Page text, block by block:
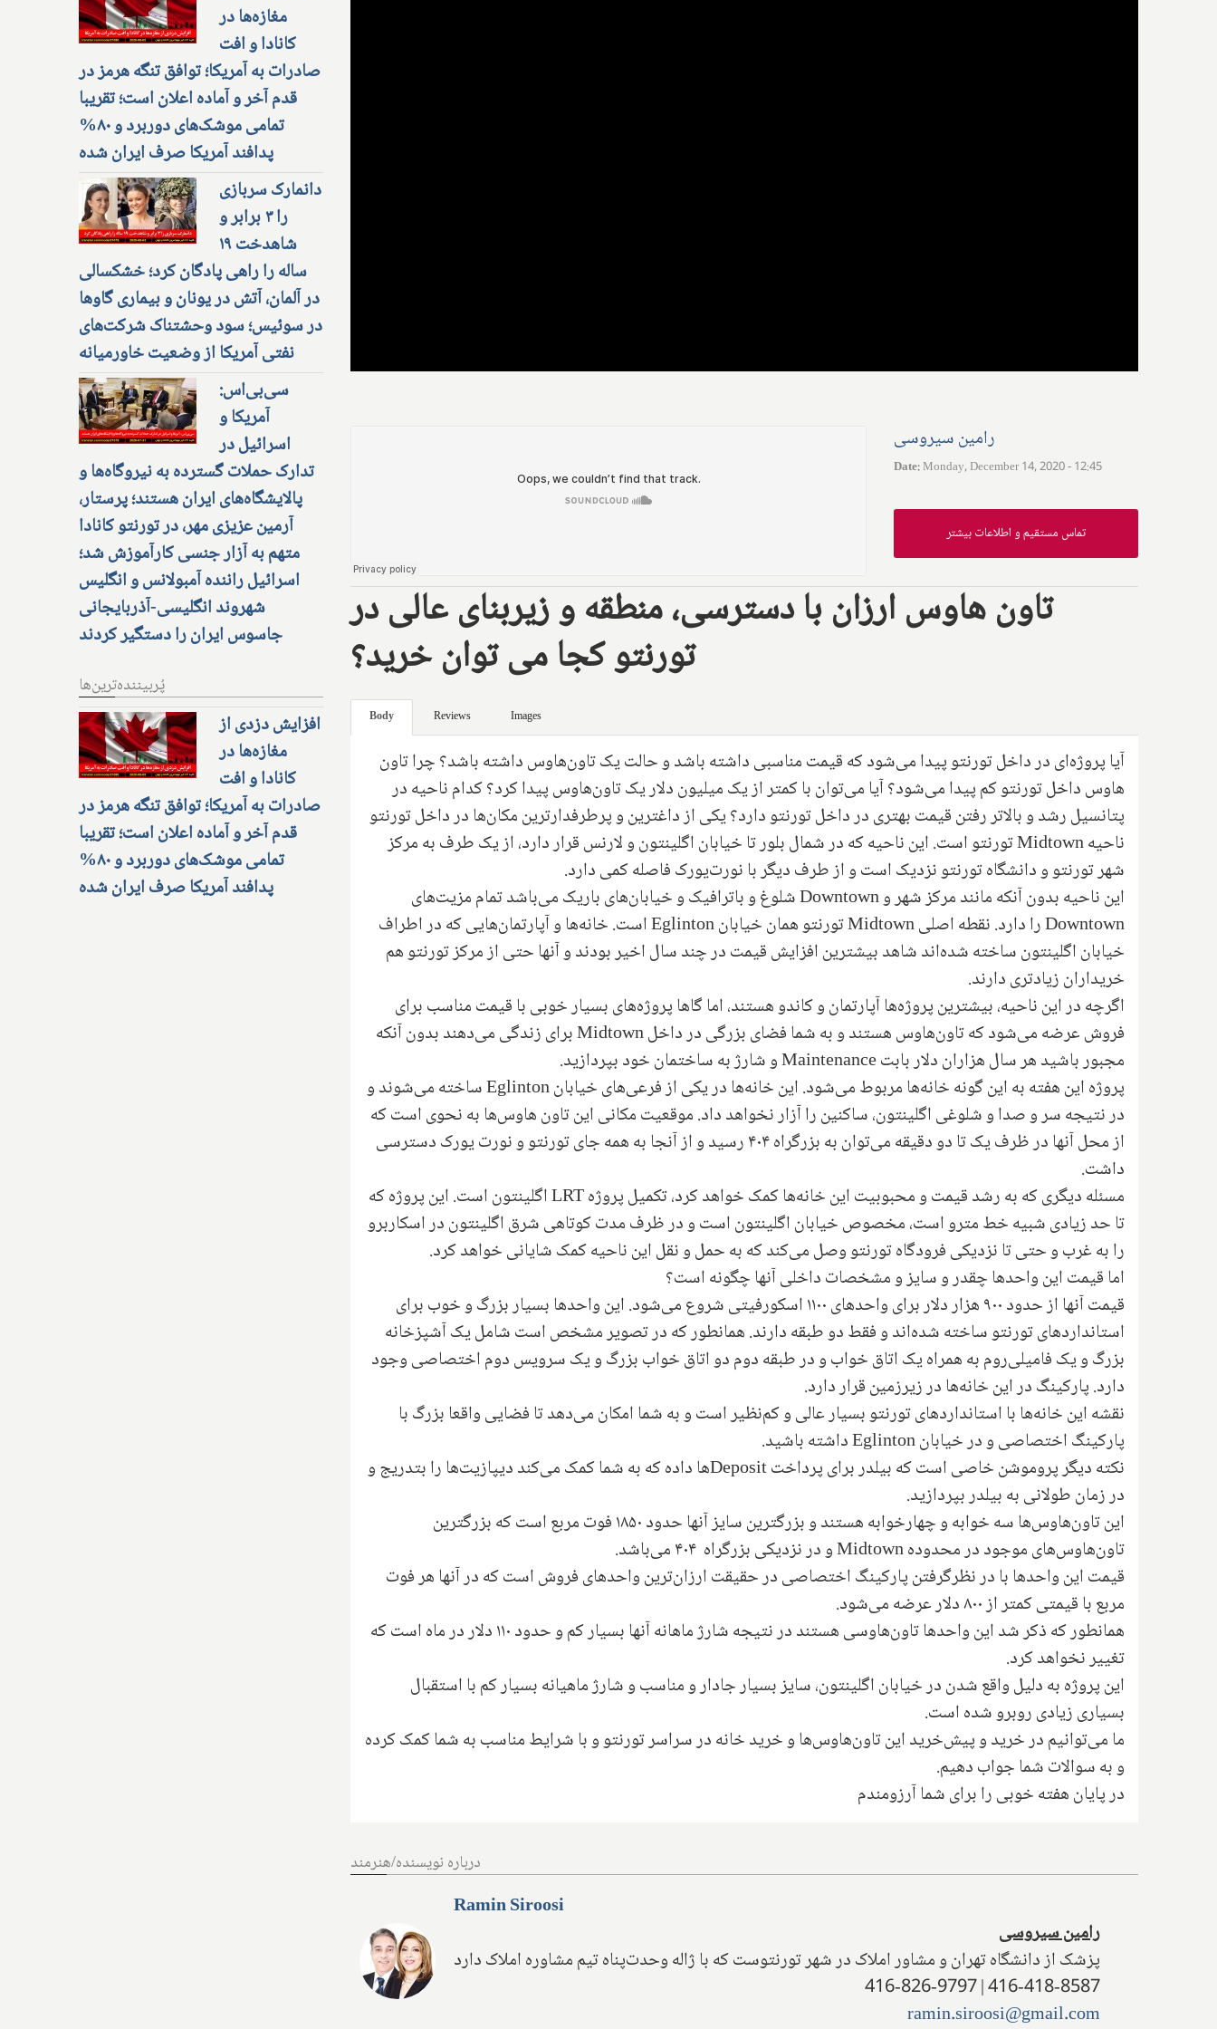
رامین سیروسی
Date:Monday, December 14, 2020 - 12:45
تماس مستقیم و اطلاعات بیشتر
تاون هاوس ارزان با دسترسی، منطقه و زیربنای عالی در
تورنتو کجا می توان خرید؟
Body Reviews Images
آیا پروژه‌ای در داخل تورنتو پیدا می‌شود که قیمت مناسبی داشته باشد و حالت یک تاون‌هاوس داشته باشد؟ چرا تاون
هاوس داخل تورنتو کم پیدا می‌شود؟ آیا می‌توان با کمتر از یک میلیون دلار یک تاون‌هاوس پیدا کرد؟ کدام ناحیه در
پتانسیل رشد و بالاتر رفتن قیمت بهتری در داخل تورنتو دارد؟ یکی از داغترین و پرطرفدارترین مکان‌ها در داخل تورنتو
ناحیهMidtownتورنتو است. این ناحیه که در شمال بلور تا خیابان اگلینتون و لارنس قرار دارد، از یک طرف به مرکز
شهر تورنتو و دانشگاه تورنتو نزدیک است و از طرف دیگر با نورت‌یورک فاصله کمی دارد.
این ناحیه بدون آنکه مانند مرکز شهر وDowntownشلوغ و باترافیک و خیابان‌های باریک می‌باشد تمام مزیت‌های
Downtownرا دارد. نقطه اصلیMidtownتورنتو همان خیابانEglintonاست. خانه‌ها و آپارتمان‌هایی که در اطراف
خیابان اگلینتون ساخته شده‌اند شاهد بیشترین افزایش قیمت در چند سال اخیر بودند و آنها حتی از مرکز تورنتو هم
خریداران زیادتری دارند.
اگرچه در این ناحیه، بیشترین پروژه‌ها آپارتمان و کاندو هستند، اما گاها پروژه‌های بسیار خوبی با قیمت مناسب برای
فروش عرضه می‌شود که تاون‌هاوس هستند و به شما فضای بزرگی در داخلMidtownبرای زندگی می‌دهند بدون آنکه
مجبور باشید هر سال هزاران دلار بابت‌Maintenanceو شارژ به ساختمان خود بپردازید.
پروژه این هفته به این گونه خانه‌ها مربوط می‌شود. این خانه‌ها در یکی از فرعی‌های خیابانEglintonساخته می‌شوند و
در نتیجه سر و صدا و شلوغی اگلینتون، ساکنین را آزار نخواهد داد. موقعیت مکانی این تاون هاوس‌ها به نحوی است که
از محل آنها در ظرف یک تا دو دقیقه می‌توان به بزرگراه۴۰۴رسید و از آنجا به همه جای تورنتو و نورت یورک دسترسی
داشت.
مسئله دیگری که به رشد قیمت و محبوبیت این خانه‌ها کمک خواهد کرد، تکمیل پروژهLRTاگلینتون است. این پروژه که
تا حد زیادی شبیه خط مترو است، مخصوص خیابان اگلینتون است و در ظرف مدت کوتاهی شرق اگلینتون در اسکاربرو
را به غرب و حتی تا نزدیکی فرودگاه تورنتو وصل می‌کند که به حمل و نقل این ناحیه کمک شایانی خواهد کرد.
اما قیمت این واحدها چقدر و سایز و مشخصات داخلی آنها چگونه است؟
قیمت آنها از حدود ۹۰۰ هزار دلار برای واحدهای ۱۱۰۰ اسکورفیتی شروع می‌شود. این واحدها بسیار بزرگ و خوب برای
استانداردهای تورنتو ساخته شده‌اند و فقط دو طبقه دارند. همانطور که در تصویر مشخص است شامل یک آشپزخانه
بزرگ و یک فامیلی‌روم به همراه یک اتاق خواب و در طبقه دوم دو اتاق خواب بزرگ و یک سرویس دوم اختصاصی وجود
دارد. پارکینگ در این خانه‌ها در زیرزمین قرار دارد.
نقشه این خانه‌ها با استانداردهای تورنتو بسیار عالی و کم‌نظیر است و به شما امکان می‌دهد تا فضایی واقعا بزرگ با
پارکینگ اختصاصی و در خیابانEglintonداشته باشید.
نکته دیگر پروموشن خاصی است که بیلدر برای پرداختDeposit‌ها داده که به شما کمک می‌کند دیپازیت‌ها را بتدریج و
در زمان طولانی به بیلدر بپردازید.
این تاون‌هاوس‌ها سه خوابه و چهارخوابه هستند و بزرگترین سایز آنها حدود ۱۸۵۰ فوت مربع است که بزرگترین
تاون‌هاوس‌های موجود در محدودهMidtownو در نزدیکی بزرگراه ۴۰۴می‌باشد.
قیمت این واحدها با در نظرگرفتن پارکینگ اختصاصی در حقیقت ارزان‌ترین واحدهای فروش است که در آنها هر فوت
مربع با قیمتی کمتر از ۸۰۰ دلار عرضه می‌شود.
همانطور که ذکر شد این واحدها تاون‌هاوسی هستند در نتیجه شارژ ماهانه آنها بسیار کم و حدود ۱۱۰ دلار در ماه است که
تغییر نخواهد کرد.
این پروژه به دلیل واقع شدن در خیابان اگلینتون، سایز بسیار جادار و مناسب و شارژ ماهیانه بسیار کم با استقبال
بسیاری زیادی روبرو شده است.
ما می‌توانیم در خرید و پیش‌خرید این تاون‌هاوس‌ها و‌ خرید خانه در سراسر تورنتو و با شرایط مناسب به شما کمک کرده
و به سوالات شما جواب دهیم.
در پایان هفته خوبی را برای شما آرزومندم
درباره نویسنده/هنرمند
Ramin Siroosi
رامین سیروسی
پزشک از دانشگاه تهران و مشاور املاک در شهر تورنتوست که با ژاله وحدت‌پناه تیم مشاوره املاک دارد
416-418-8587 | 416-826-9797
ramin.siroosi@gmail.com
مغازه‌ها در
کانادا و افت
صادرات به آمریکا؛ توافق تنگه هرمز در
قدم آخر و آماده اعلان است؛ تقریبا
تمامی موشک‌های دوربرد و ۸۰%
پدافند آمریکا صرف ایران شده
دانمارک سربازی
را ۳ برابر و
شاهدخت ۱۹
ساله را راهی پادگان کرد؛ خشکسالی
در آلمان، آتش در یونان و بیماری گاوها
در سوئیس؛ سود وحشتناک شرکت‌های
نفتی آمریکا از وضعیت خاورمیانه
سی‌بی‌اس:
آمریکا و
اسرائیل در
تدارک حملات گسترده به نیروگاه‌ها و
پالایشگاه‌های ایران هستند؛ پرستار،
آرمین عزیزی مهر، در تورنتو کانادا
متهم به آزار جنسی کارآموزش شد؛
اسرائیل راننده آمبولانس و انگلیس
شهروند انگلیسی-آذربایجانی
جاسوس ایران را دستگیر کردند
پُربیننده‌ترین‌ها
افزایش دزدی از
مغازه‌ها در
کانادا و افت
صادرات به آمریکا؛ توافق تنگه هرمز در
قدم آخر و آماده اعلان است؛ تقریبا
تمامی موشک‌های دوربرد و ۸۰%
پدافند آمریکا صرف ایران شده